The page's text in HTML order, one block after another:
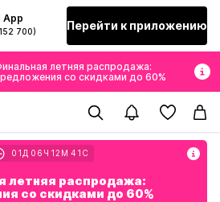
App
700) Перейти к приложению
летняя распродажа:
со скидками до 60%
01 Д 06 Ч 12 М 39 С
летняя распродажа:
со скидками до 60%